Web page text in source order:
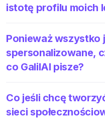
istotę profilu moich
Ponieważ wszystko
spersonalizowane,
co GalilAI pisze?
Co jeśli chcę
sieci